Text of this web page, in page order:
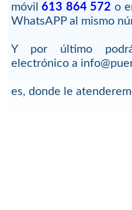
móvil613 864 572 o
WhatsAPP al mismo
Y por último
electrónico a
es, donde le